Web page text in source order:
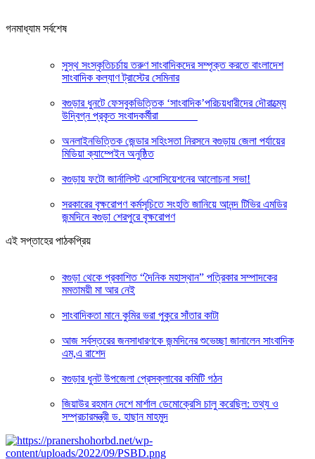
গনমাধ্যাম সর্বশেষ
সুস্থ সংস্কৃতিচর্চায় তরুণ সাংবাদিকদের সম্পৃক্ত করতে বাংলাদেশ
সাংবাদিক কল্যাণ ট্রাস্টের সেমিনার
‎বগুড়ার ধুনটে ফেসবুকভিত্তিক ‘সাংবাদিক’পরিচয়ধারীদের দৌরাত্ম্যে
উদ্বিগ্ন প্রকৃত সংবাদকর্মীরা ‎
অনলাইনভিত্তিক জেন্ডার সহিংসতা নিরসনে বগুড়ায় জেলা পর্যায়ের
মিডিয়া ক্যাম্পেইন অনুষ্ঠিত
বগুড়ায় ফটো জার্নালিস্ট এসোসিয়েশনের আলোচনা সভা!
সরকারের বৃক্ষরোপণ কর্মসূচিতে সংহতি জানিয়ে আনন্দ টিভির এমডির
জন্মদিনে বগুড়া শেরপুরে বৃক্ষরোপণ
এই সপ্তাহের পাঠকপ্রিয়
বগুড়া থেকে প্রকাশিত “দৈনিক মহাস্থান” পত্রিকার সম্পাদকের
মমতাময়ী মা আর নেই
সাংবাদিকতা মানে কুমির ভরা পুকুরে সাঁতার কাটা
আজ সর্বস্তরের জনসাধারণকে জন্মদিনের শুভেচ্ছা জানালেন সাংবাদিক
এম,এ রাশেদ
বগুড়ার ধুনট উপজেলা প্রেসক্লাবের কমিটি গঠন
জিয়াউর রহমান দেশে মার্শাল ডেমোক্রেসি চালু করেছিল: তথ্য ও
সম্প্রচারমন্ত্রী ড. হাছান মাহমুদ